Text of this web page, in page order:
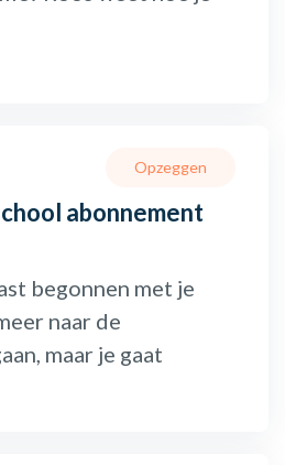
abonnement
Opzeggen
begonnen met je
naar de
maar je gaat